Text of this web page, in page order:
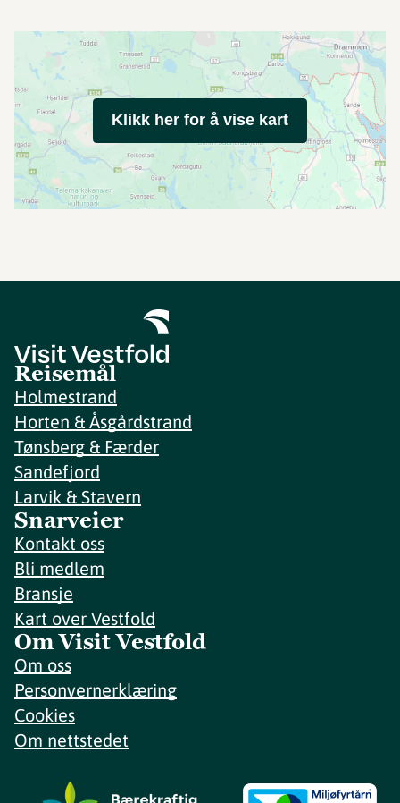
Klikk her for å vise kart
Reisemål
Holmestrand
Horten & Åsgårdstrand
Tønsberg & Færder
Sandefjord
Larvik & Stavern
Snarveier
Kontakt oss
Bli medlem
Bransje
Kart over Vestfold
Om Visit Vestfold
Om oss
Personvernerklæring
Cookies
Om nettstedet